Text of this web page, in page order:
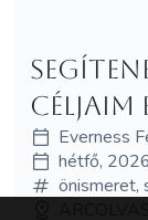
céljaim
Everness
hétfő,
önismeret,